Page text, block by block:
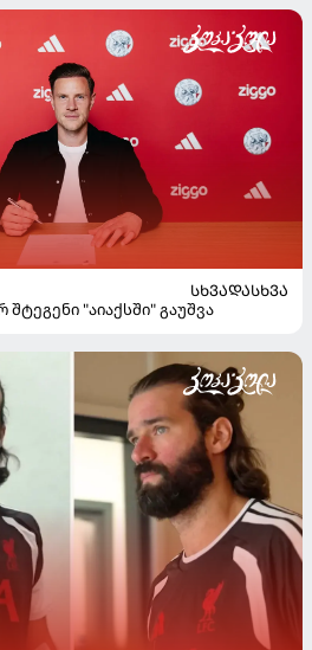
ᲡᲮᲕᲐᲓᲐᲡᲮᲕᲐ
"აიაქსში" გაუშვა